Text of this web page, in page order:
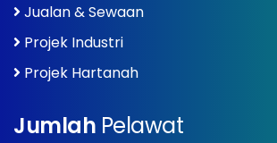
Jualan & Sewaan
Projek Industri
Projek Hartanah
Jumlah Pelawat